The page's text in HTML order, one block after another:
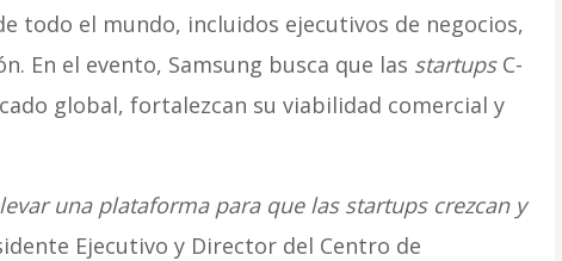
todo el mundo, incluidos ejecutivos de negocios,
En el evento, Samsung busca que las startupsC-
global, fortalezcan su viabilidad comercial y
una plataforma para que las startups crezcan y
Ejecutivo y Director del Centro de